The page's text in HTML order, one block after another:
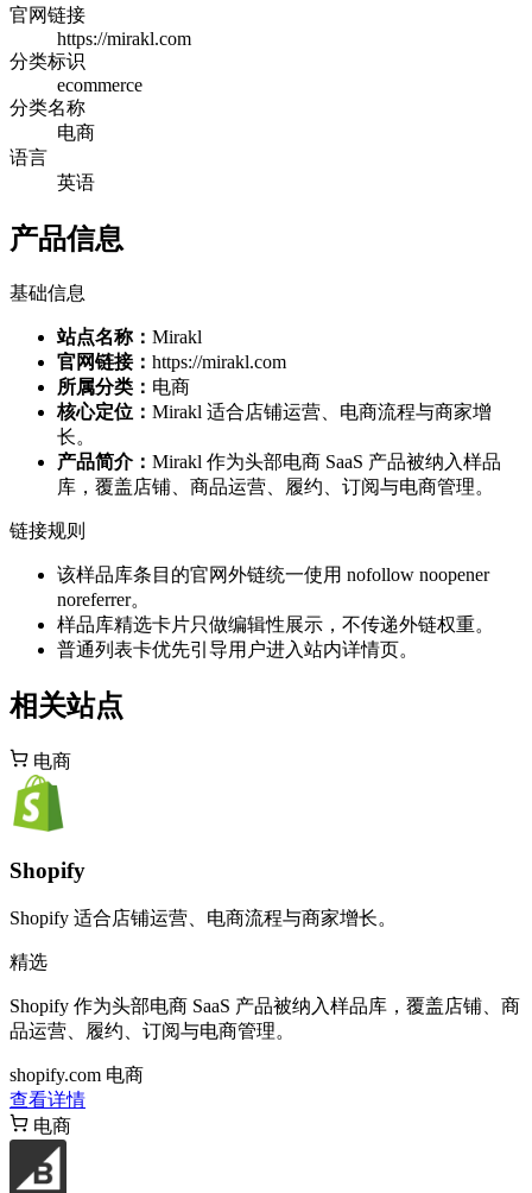
官网链接
https://mirakl.com
分类标识
ecommerce
分类名称
电商
语言
英语
产品信息
基础信息
站点名称： Mirakl
官网链接： https://mirakl.com
所属分类： 电商
核心定位： Mirakl 适合店铺运营、电商流程与商家增
长。
产品简介： Mirakl 作为头部电商 SaaS 产品被纳入样品
库，覆盖店铺、商品运营、履约、订阅与电商管理。
链接规则
该样品库条目的官网外链统一使用 nofollow noopener
noreferrer。
样品库精选卡片只做编辑性展示，不传递外链权重。
普通列表卡优先引导用户进入站内详情页。
相关站点
电商
Shopify
Shopify 适合店铺运营、电商流程与商家增长。
精选
Shopify 作为头部电商 SaaS 产品被纳入样品库，覆盖店铺、商
品运营、履约、订阅与电商管理。
shopify.com 电商
查看详情
电商